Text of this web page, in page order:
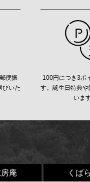
便振
びいた
100円につき3ポ
す。誕生日特典
いま
庵 くばら